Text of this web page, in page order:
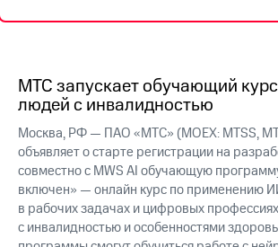
спикера
и акционерам
Корпоративное
управление
Корпоративный
секретарь
Раскрытие
МТС запускает обучающий
людей с инвалидностью
Москва, РФ — ПАО «МТС» (MOEX: MTSS,
объявляет о старте регистрации на
совместно с MWS AI обучающую
включен» — онлайн курс по применению
в рабочих задачах и цифровых
с инвалидностью и особенностями